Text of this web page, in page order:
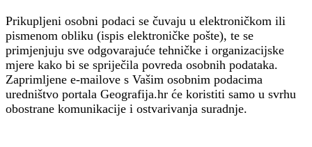
Prikupljeni osobni podaci se čuvaju u elektroničkom ili
pismenom obliku (ispis elektroničke pošte), te se
primjenjuju sve odgovarajuće tehničke i organizacijske
mjere kako bi se spriječila povreda osobnih podataka.
Zaprimljene e-mailove s Vašim osobnim podacima
uredništvo portala Geografija.hr će koristiti samo u svrhu
obostrane komunikacije i ostvarivanja suradnje.